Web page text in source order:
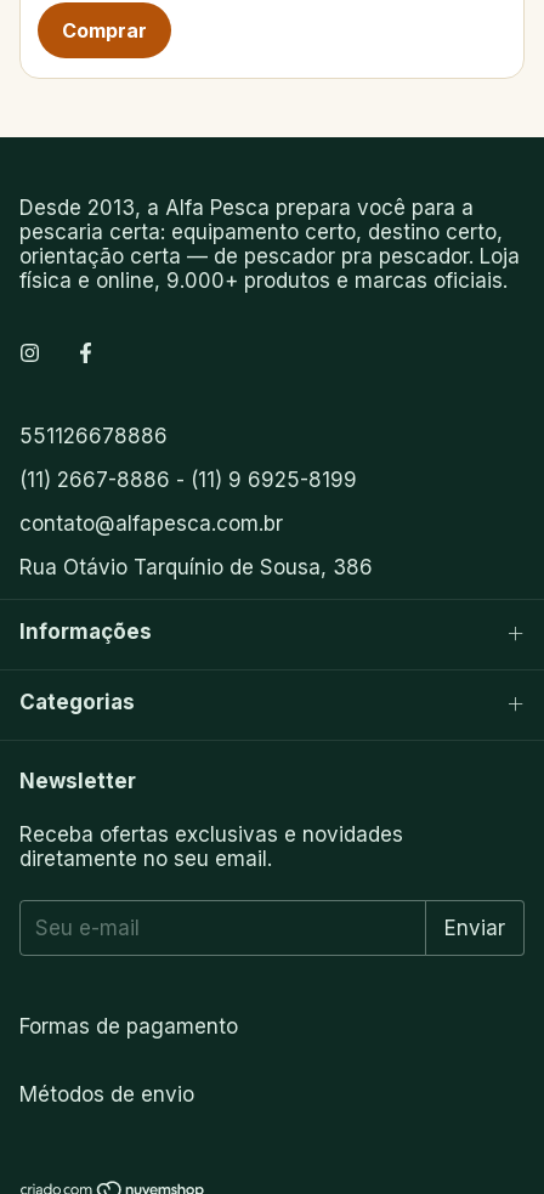
Desde 2013, a Alfa Pesca prepara você para a
pescaria certa: equipamento certo, destino certo,
orientação certa — de pescador pra pescador. Loja
física e online, 9.000+ produtos e marcas oficiais.
551126678886
(11) 2667-8886 - (11) 9 6925-8199
contato@alfapesca.com.br
Rua Otávio Tarquínio de Sousa, 386
Informações
Categorias
Newsletter
Receba ofertas exclusivas e novidades
diretamente no seu email.
Formas de pagamento
Métodos de envio